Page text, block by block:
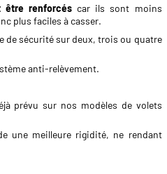
être renforcés car ils sont moins
plus faciles à casser.
de sécurité sur deux, trois ou quatre
anti-relèvement.
prévu sur nos modèles de volets
une meilleure rigidité, ne rendant